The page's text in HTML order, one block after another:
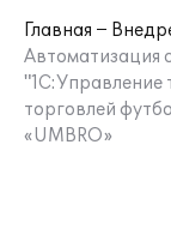
Главная
Автоматизация
"1С:Управление
торговлей
«UMBRO»